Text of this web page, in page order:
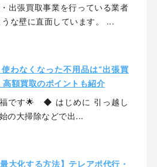
出張買取事業を行っている業者
な壁に直面しています。 ...
使わなくなった不用品は“出張買
高額買取のポイントも紹介
です🌟 ◆ はじめに 引っ越し
の大掃除などで出...
大化する方法】テレアポ代行・